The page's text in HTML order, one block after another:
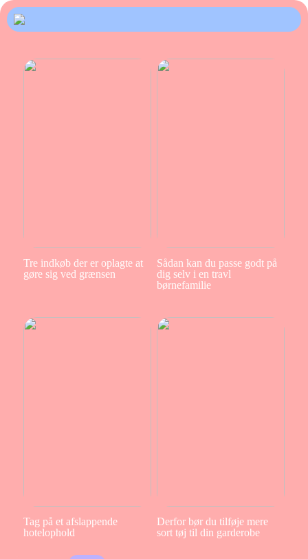
Tre indkøb der er oplagte at
gøre sig ved grænsen
Sådan kan du passe godt på
dig selv i en travl
børnefamilie
Tag på et afslappende
hotelophold
Derfor bør du tilføje mere
sort tøj til din garderobe